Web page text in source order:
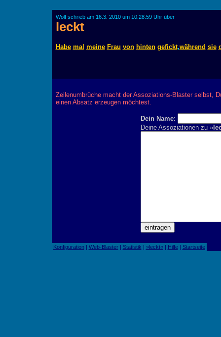
Wolf schrieb am 16.3. 2010 um 10:28:59 Uhr über
leckt
Habe mal meine Frau von hinten gefickt,während sie
Zeilenumbrüche macht der Assoziations-Blaster selbst,
einen Absatz erzeugen möchtest.
Dein Name:
Deine Assoziationen zu »
Konfiguration| Web-Blaster| Statistik | »leckt«| Hilfe| Startseite